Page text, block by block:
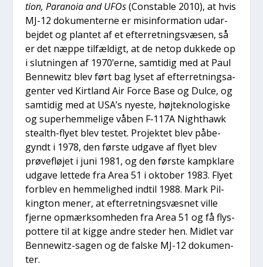
tion, Para­noia and UFOs(Con­stab­le 2010), at hvis
MJ-12 doku­men­ter­ne er mis­in­for­ma­tion udar­
bej­det og plan­tet af et efter­ret­nings­væ­sen, så
er det næp­pe til­fæl­digt, at de net­op duk­ke­de op
i slut­nin­gen af 1970’erne, sam­ti­dig med at Paul
Ben­newitz blev ført bag lyset af efter­ret­nings­a­
gen­ter ved Kir­t­land Air For­ce Base og Dul­ce, og
sam­ti­dig med at USA’s nye­ste, høj­tek­no­lo­gi­ske
og super­hem­me­li­ge våben F‑117A Nigh­t­hawk
ste­alth-fly­et blev testet. Pro­jek­tet blev påbe­
gyndt i 1978, den før­ste udga­ve af fly­et blev
prø­ve­flø­jet i juni 1981, og den før­ste kampkla­re
udga­ve let­te­de fra Area 51 i okto­ber 1983. Fly­et
for­blev en hem­me­lig­hed ind­til 1988. Mark Pil­
king­ton mener, at efter­ret­nings­væs­net vil­le
fjer­ne opmærk­som­he­den fra Area 51 og få flys­
pot­te­re til at kig­ge andre ste­der hen. Mid­let var
Ben­newitz-sagen og de fal­ske MJ-12 doku­men­
ter.